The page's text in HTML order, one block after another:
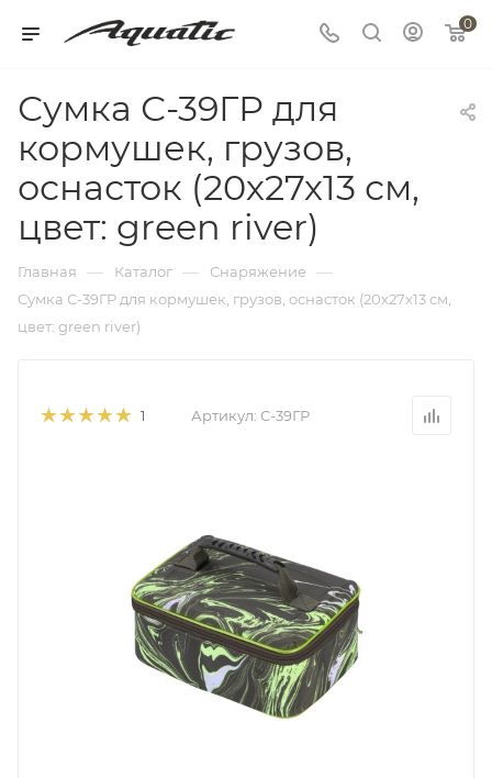
0
Сумка С-39ГР для
кормушек, грузов,
оснасток (20х27х13 см,
цвет: green river)
Главная — Каталог — Снаряжение —
Сумка С-39ГР для кормушек, грузов, оснасток (20х27х13 см,
цвет: green river)
1 Артикул: С-39ГР